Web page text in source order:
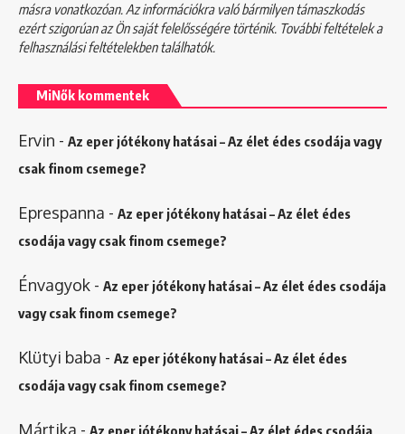
másra vonatkozóan. Az információkra való bármilyen támaszkodás
ezért szigorúan az Ön saját felelősségére történik. További feltételek a
felhasználási feltételekbentalálhatók.
MiNők kommentek
Ervin - Az eper jótékony hatásai – Az élet édes csodája vagy
csak finom csemege?
Eprespanna - Az eper jótékony hatásai – Az élet édes
csodája vagy csak finom csemege?
Énvagyok - Az eper jótékony hatásai – Az élet édes csodája
vagy csak finom csemege?
Klütyi baba - Az eper jótékony hatásai – Az élet édes
csodája vagy csak finom csemege?
Mártika -